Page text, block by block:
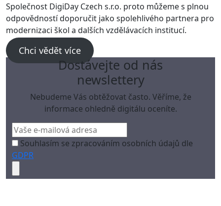
Společnost DigiDay Czech s.r.o. proto můžeme s plnou
odpovědností doporučit jako spolehlivého partnera pro
modernizaci škol a dalších vzdělávacích institucí.
Chci vědět více
Dostávejte od nás
newslettery
Nebudeme Vás obtěžovat často. Věříme, že
informace ohledně digitálu oceníte.
Souhlasím se zpracováním osobních údajů dle
GDPR